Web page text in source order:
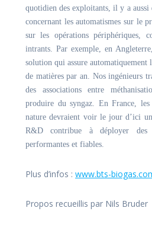
quotidien des exploitants, il y a aussi
concernant les automatismes sur le
sur les opérations périphériques,
intrants. Par exemple, en
solution qui assure automatiquement
de matières par an. Nos ingénieurs
des associations entre
produire du syngaz. En France,
nature devraient voir le jour d’ici
R&D contribue à déployer des
performantes et fiables.
Plus d’infos : www.bts-
Propos recueillis par Nils Bruder